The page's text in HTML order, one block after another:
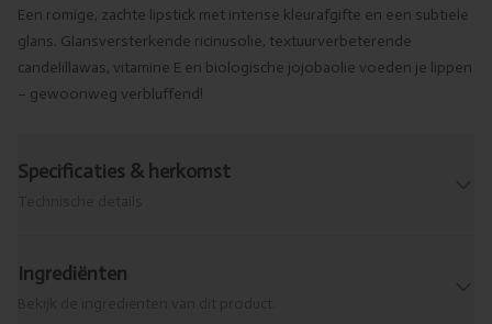
Een romige, zachte lipstick met intense kleurafgifte en een subtiele
glans. Glansversterkende ricinusolie, textuurverbeterende
candelillawas, vitamine E en biologische jojobaolie voeden je lippen
– gewoonweg verbluffend!
Specificaties & herkomst
Ingrediënten